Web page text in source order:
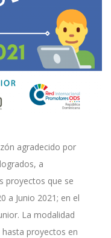
agradecido por
a
proyectos que se
a Junio 2021; en el
La modalidad
hasta proyectos en